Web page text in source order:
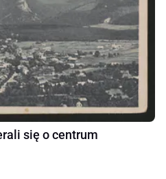
się o centrum